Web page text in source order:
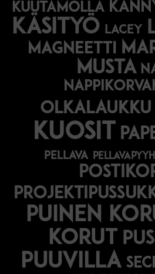
kuutamolla
käsityö lacey
magneetti
musta
olkalaukku
kuosit
pellava
puinen
korut
puuvilla